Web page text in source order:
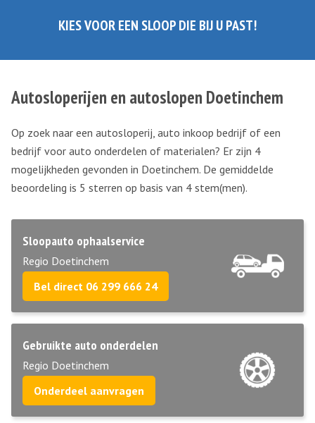
KIES VOOR EEN SLOOP DIE BIJ U PAST!
Autosloperijen en autoslopen Doetinchem
Op zoek naar een autosloperij, auto inkoop bedrijf of een
bedrijf voor auto onderdelen of materialen? Er zijn 4
mogelijkheden gevonden in Doetinchem. De gemiddelde
beoordeling is 5 sterren op basis van 4 stem(men).
Sloopauto ophaalservice
Regio Doetinchem
Bel direct 06 299 666 24
Gebruikte auto onderdelen
Regio Doetinchem
Onderdeel aanvragen